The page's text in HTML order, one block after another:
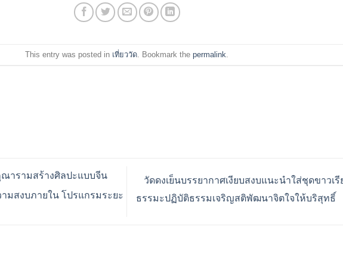
This entry was posted in เที่ยววัด. Bookmark the permalink
ารามสร้างศิลปะแบบจีน
มสงบภายใน โปรแกรมระยะ
วัดดงเย็นบรรยากาศเงียบสงบแนะนำใส่ชุดขาวเรี
ธรรมะปฏิบัติธรรมเจริญสติพัฒนาจิตใจให้บริสุทธิ์